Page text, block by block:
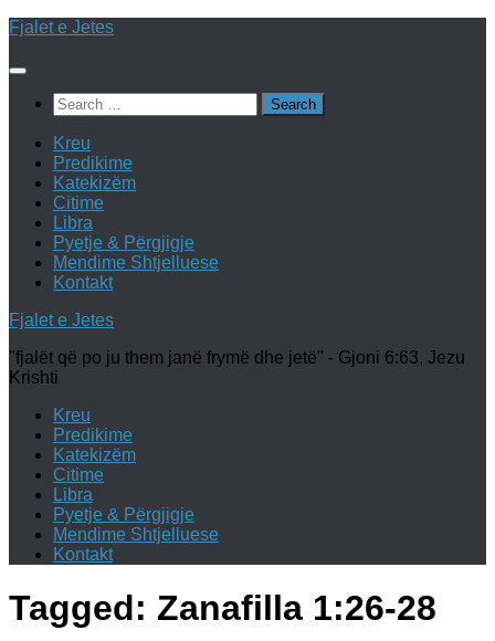
Skip
content
Fjalet e Jetes
Search
for:
Kreu
Predikime
Katekizëm
Citime
Libra
Pyetje & Përgjigje
Mendime Shtjelluese
Kontakt
Fjalet e Jetes
"fjalët që po ju them janë frymë dhe jetë" - Gjoni 6:63, Jezu
Krishti
Kreu
Predikime
Katekizëm
Citime
Libra
Pyetje & Përgjigje
Mendime Shtjelluese
Kontakt
Tagged: Zanafilla 1:26-28